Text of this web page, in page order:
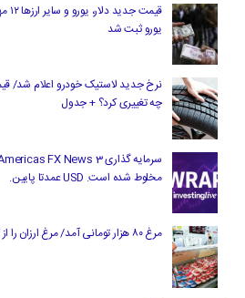
یورو ثبت شد
نرخ جدید لاستیک خودرو اعلام شد/
چه تغییری کرد؟ + جدول
مخلوط شده است. USD عمدتا پایین.
مرغ ۸۰ هزار تومانی آمد/ مرغ ارزان را از کجا بخریم؟